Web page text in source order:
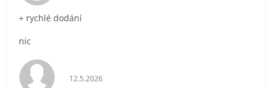
+ rychlé dodání
nic
Hodnocení obchodu je 5 z 5 hvězdiček.
12.5.2026